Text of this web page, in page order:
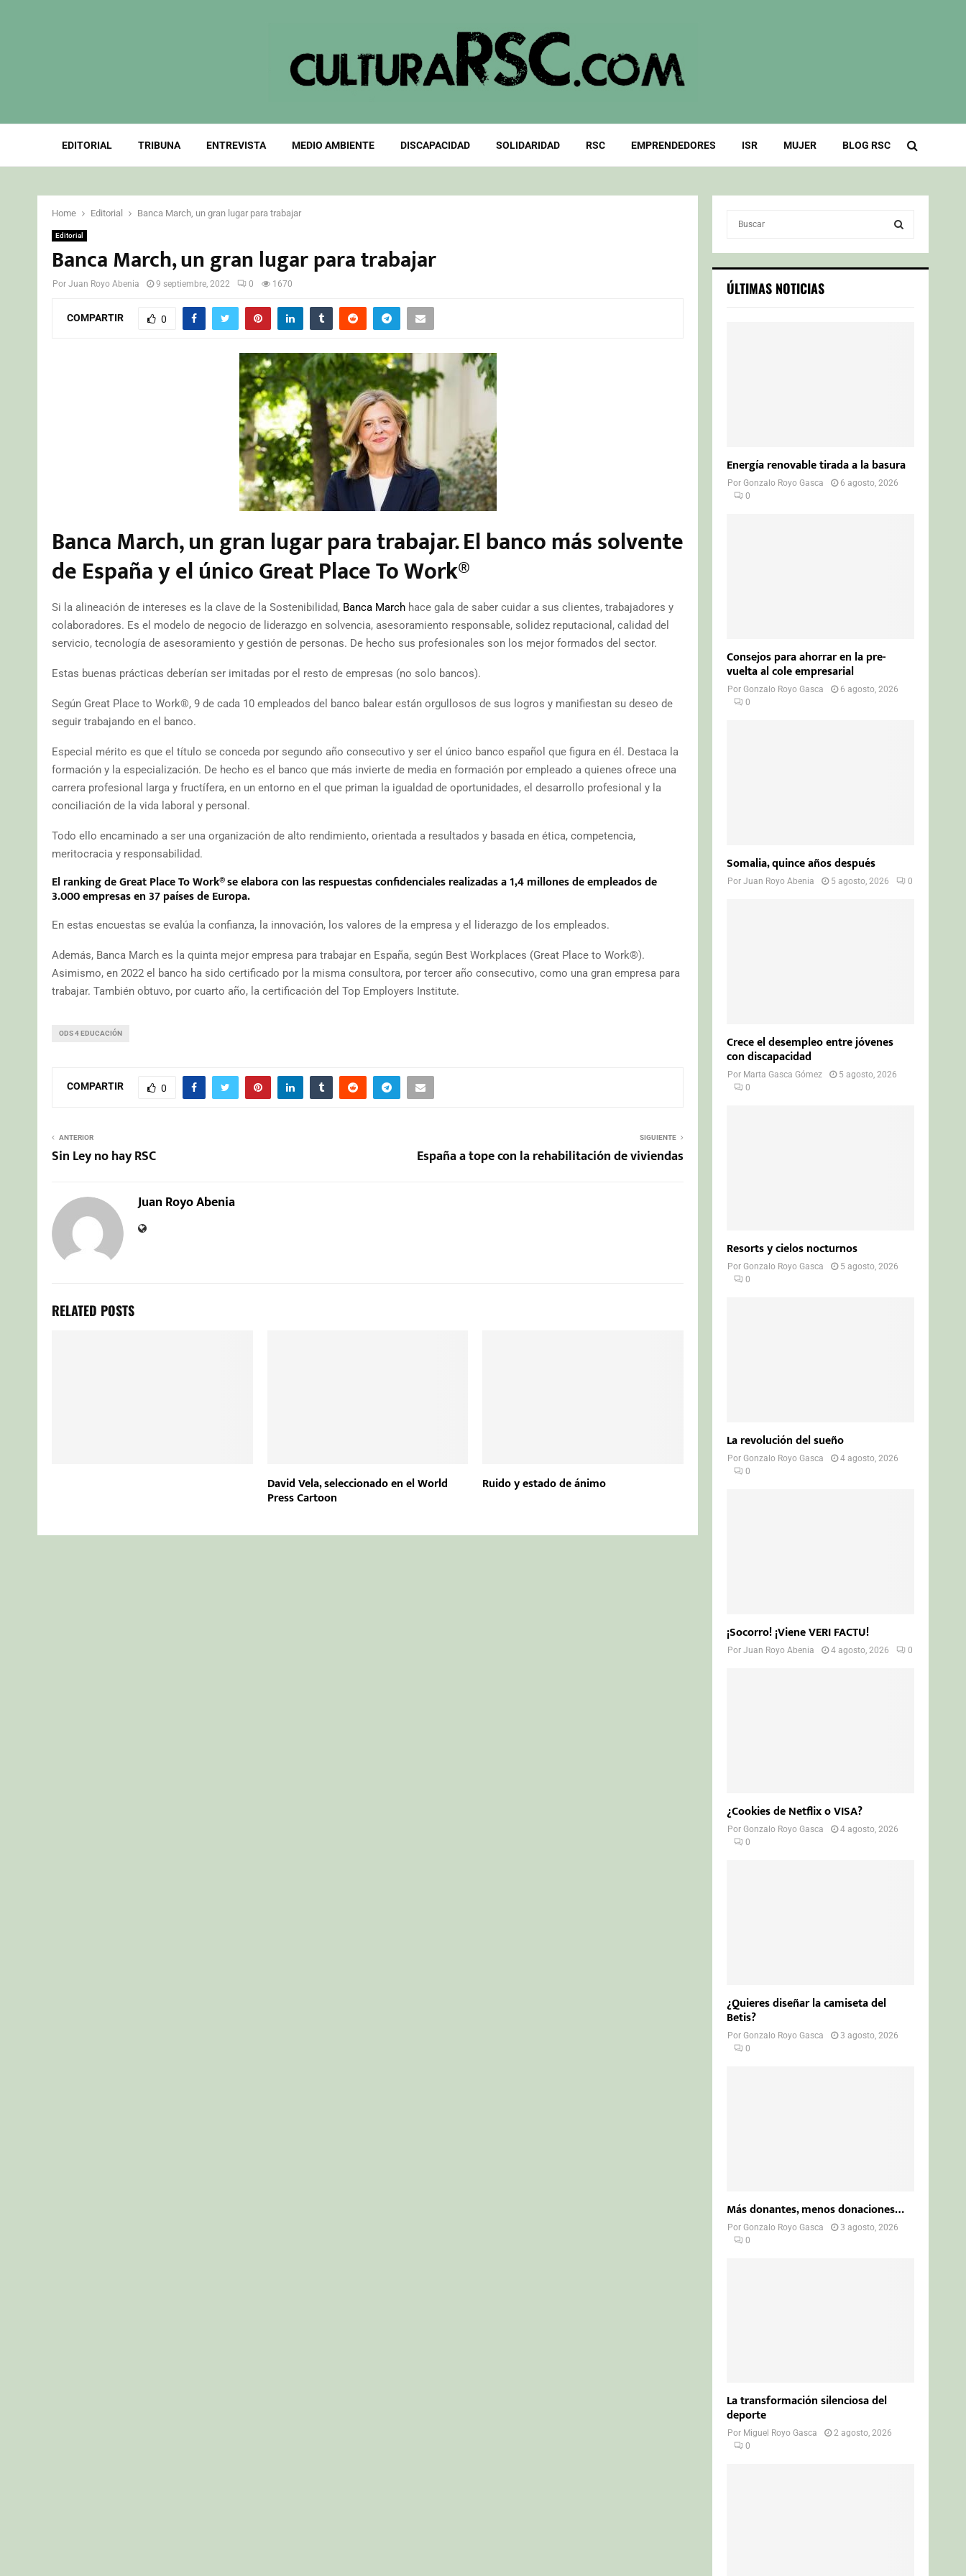
EDITORIAL TRIBUNA ENTREVISTA MEDIO AMBIENTE DISCAPACIDAD SOLIDARIDAD RSC EMPRENDEDORES ISR MUJER BLOG RSC
Home Editorial Banca March, un gran lugar para trabajar
Editorial
Banca March, un gran lugar para trabajar
Por Juan Royo Abenia 9 septiembre, 2022 0 1670
COMPARTIR 0
Banca March, un gran lugar para trabajar. El banco más solvente
de España y el único Great Place To Work®
Si la alineación de intereses es la clave de la Sostenibilidad, Banca March hace gala de saber cuidar a sus clientes, trabajadores y
colaboradores. Es el modelo de negocio de liderazgo en solvencia, asesoramiento responsable, solidez reputacional, calidad del
servicio, tecnología de asesoramiento y gestión de personas. De hecho sus profesionales son los mejor formados del sector.
Estas buenas prácticas deberían ser imitadas por el resto de empresas (no solo bancos).
Según Great Place to Work®, 9 de cada 10 empleados del banco balear están orgullosos de sus logros y manifiestan su deseo de
seguir trabajando en el banco.
Especial mérito es que el título se conceda por segundo año consecutivo y ser el único banco español que figura en él. Destaca la
formación y la especialización. De hecho es el banco que más invierte de media en formación por empleado a quienes ofrece una
carrera profesional larga y fructífera, en un entorno en el que priman la igualdad de oportunidades, el desarrollo profesional y la
conciliación de la vida laboral y personal.
Todo ello encaminado a ser una organización de alto rendimiento, orientada a resultados y basada en ética, competencia,
meritocracia y responsabilidad.
El ranking de Great Place To Work® se elabora con las respuestas confidenciales realizadas a 1,4 millones de empleados de
3.000 empresas en 37 países de Europa.
En estas encuestas se evalúa la confianza, la innovación, los valores de la empresa y el liderazgo de los empleados.
Además, Banca March es la quinta mejor empresa para trabajar en España, según Best Workplaces (Great Place to Work®).
Asimismo, en 2022 el banco ha sido certificado por la misma consultora, por tercer año consecutivo, como una gran empresa para
trabajar. También obtuvo, por cuarto año, la certificación del Top Employers Institute.
ODS 4 EDUCACIÓN
COMPARTIR 0
ANTERIOR
Sin Ley no hay RSC
SIGUIENTE
España a tope con la rehabilitación de viviendas
Juan Royo Abenia
RELATED POSTS
David Vela, seleccionado en el World
Press Cartoon
Ruido y estado de ánimo
c
h
S
ÚLTIMAS NOTICIAS
Energía renovable tirada a la basura
PorGonzalo Royo Gasca
6 agosto, 2026
0
Consejos para ahorrar en la pre-
vuelta al cole empresarial
PorGonzalo Royo Gasca
6 agosto, 2026
0
Somalia, quince años después
PorJuan Royo Abenia 5 agosto, 2026 0
Crece el desempleo entre jóvenes
con discapacidad
Por Marta Gasca Gómez
5 agosto, 2026
0
Resorts y cielos nocturnos
PorGonzalo Royo Gasca
5 agosto, 2026
0
La revolución del sueño
PorGonzalo Royo Gasca
4 agosto, 2026
0
¡Socorro! ¡Viene VERI FACTU!
PorJuan Royo Abenia 4 agosto, 2026 0
¿Cookies de Netflix o VISA?
PorGonzalo Royo Gasca
4 agosto, 2026
0
¿Quieres diseñar la camiseta del
Betis?
PorGonzalo Royo Gasca
3 agosto, 2026
0
Más donantes, menos donaciones…
PorGonzalo Royo Gasca
3 agosto, 2026
0
La transformación silenciosa del
deporte
Por Miguel Royo Gasca
2 agosto, 2026
0